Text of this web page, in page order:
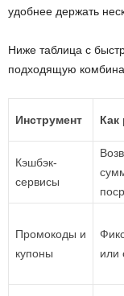
удобнее держать
Ниже таблица с
подходящую
Инструмент Как
Кэшбэк-
сервисы
Промокоды и
купоны
или